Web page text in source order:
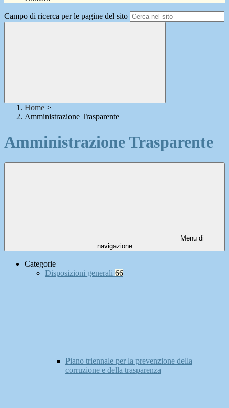
Campo di ricerca per le pagine del sito
Home >
Amministrazione Trasparente
Amministrazione Trasparente
Menu di
navigazione
Categorie
Disposizioni generali 66
Piano triennale per la prevenzione della
corruzione e della trasparenza